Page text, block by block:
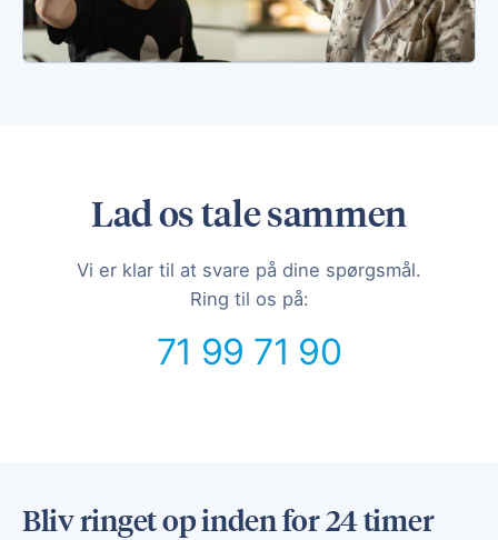
Lad os tale sammen
Vi er klar til at svare på dine spørgsmål.
Ring til os på:
71 99 71 90
Bliv ringet op inden for 24 timer